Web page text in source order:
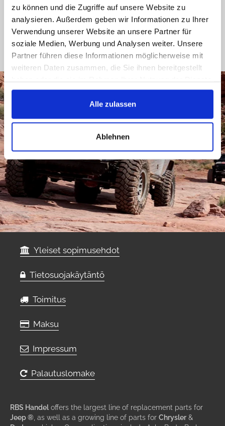
zu können und die Zugriffe auf unsere Website zu
analysieren. Außerdem geben wir Informationen zu Ihrer
Verwendung unserer Website an unsere Partner für
soziale Medien, Werbung und Analysen weiter. Unsere
Partner führen diese Informationen möglicherweise mit
weiteren Daten zusammen, die Sie ihnen bereitgestellt
gesammelt haben.
Alle zulassen
Ablehnen
Yleiset sopimusehdot
Tietosuojakäytäntö
Toimitus
Maksu
Impressum
Palautuslomake
RBS Handel offers the largest line of replacement parts for
Jeep ® , as well as a growing line of parts for Chrysler &